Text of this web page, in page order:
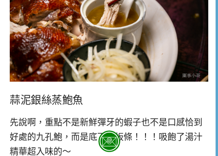
蒜泥銀絲蒸鮑魚
先說啊，重點不是新鮮彈牙的蝦子也不是口感恰到
好處的九孔鮑，而是底下的板條！！！吸飽了湯汁
精華超入味的～